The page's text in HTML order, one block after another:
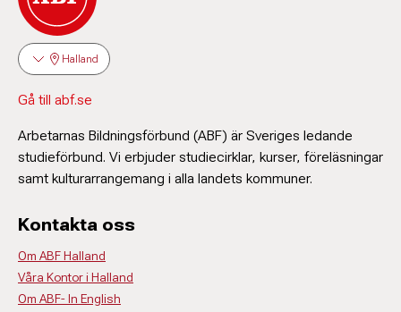
Halland
Gå till abf.se
Arbetarnas Bildningsförbund (ABF) är Sveriges ledande
studieförbund. Vi erbjuder studiecirklar, kurser, föreläsningar
samt kulturarrangemang i alla landets kommuner.
Kontakta oss
Om ABF Halland
Våra Kontor i Halland
Om ABF- In English